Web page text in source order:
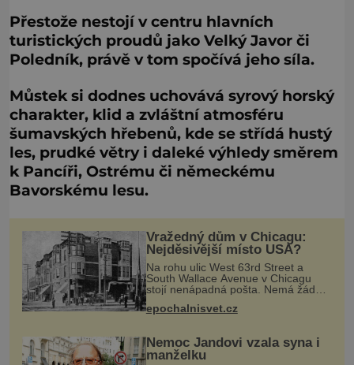
Přestože nestojí v centru hlavních
turistických proudů jako Velký Javor či
Poledník, právě v tom spočívá jeho síla.
Můstek si dodnes uchovává syrový horský
charakter, klid a zvláštní atmosféru
šumavských hřebenů, kde se střídá hustý
les, prudké větry i daleké výhledy směrem
k Pancíři, Ostrému či německému
Bavorskému lesu.
Vražedný dům v Chicagu:
Nejděsivější místo USA?
Na rohu ulic West 63rd Street a
South Wallace Avenue v Chicagu
stojí nenápadná pošta. Nemá žádný
speciální nápis ani pamětní desku. A
přesto prý místní zaměstnanci neradi
epochalnisvet.cz
Nemoc Jandovi vzala syna i
manželku